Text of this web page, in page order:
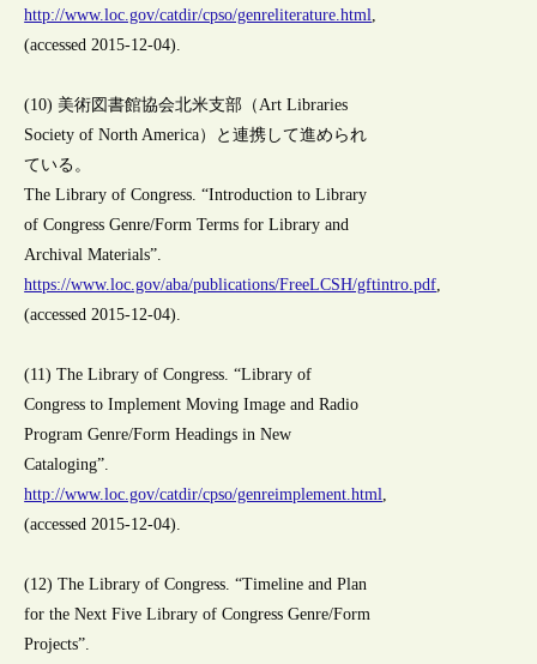
http://www.loc.gov/catdir/cpso/genreliterature.html
(accessed 2015-12-04).
(10) 美術図書館協会北米支部（Art Libraries
Society of North America）と連携して進められ
ている。
The Library of Congress. “Introduction to Library
of Congress Genre/Form Terms for Library and
Archival Materials”.
https://www.loc.gov/aba/publications/FreeLCSH/gftintro.pdf
(accessed 2015-12-04).
(11) The Library of Congress. “Library of
Congress to Implement Moving Image and Radio
Program Genre/Form Headings in New
Cataloging”.
http://www.loc.gov/catdir/cpso/genreimplement.html
(accessed 2015-12-04).
(12) The Library of Congress. “Timeline and Plan
for the Next Five Library of Congress Genre/Form
Projects”.